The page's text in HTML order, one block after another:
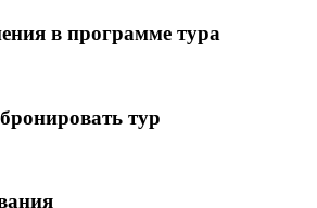
в программе тура
тур